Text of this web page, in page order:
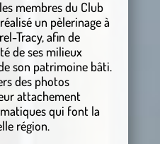
membres du Club
un pèlerinage à
Tracy, afin de
de ses milieux
son patrimoine bâti.
des photos
attachement
qui font la
région.